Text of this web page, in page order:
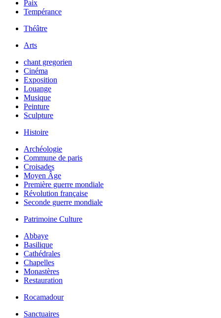
Paix
Tempérance
Théâtre
Arts
chant gregorien
Cinéma
Exposition
Louange
Musique
Peinture
Sculpture
Histoire
Archéologie
Commune de paris
Croisades
Moyen Âge
Première guerre mondiale
Révolution française
Seconde guerre mondiale
Patrimoine Culture
Abbaye
Basilique
Cathédrales
Chapelles
Monastères
Restauration
Rocamadour
Sanctuaires